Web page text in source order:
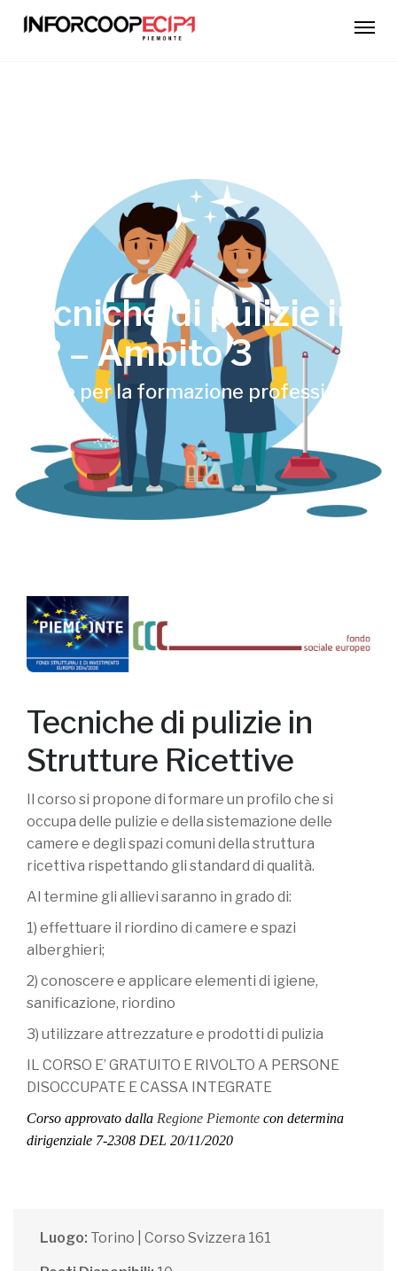
Tecniche di pulizie in SR – Ambito 3
Tecniche di pulizie in
SR – Ambito 3
50 ore per la formazione professionale
Tecniche di pulizie in
Strutture Ricettive
Il corso si propone di formare un profilo che si
occupa delle pulizie e della sistemazione delle
camere e degli spazi comuni della struttura
ricettiva rispettando gli standard di qualità.
Al termine gli allievi saranno in grado di:
1) effettuare il riordino di camere e spazi
alberghieri;
2) conoscere e applicare elementi di igiene,
sanificazione, riordino
3) utilizzare attrezzature e prodotti di pulizia
IL CORSO E’ GRATUITO E RIVOLTO A PERSONE
DISOCCUPATE E CASSA INTEGRATE
Corso approvato dalla Regione Piemonte con determina
dirigenziale 7-2308 DEL 20/11/2020
Luogo: Torino | Corso Svizzera 161